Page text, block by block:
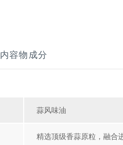
内容物成分
蒜风味油
精选顶级香蒜原粒，融合